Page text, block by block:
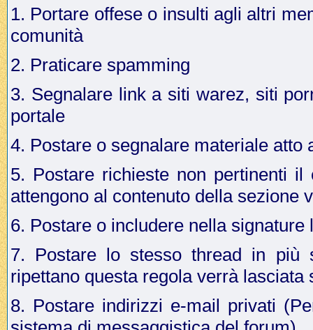
1. Portare offese o insulti agli altri
comunità
2. Praticare spamming
3. Segnalare link a siti warez, siti
portale
4. Postare o segnalare materiale
5. Postare richieste non pertinenti
attengono al contenuto della sezione
6. Postare o includere nella
7. Postare lo stesso thread in più
ripettano questa regola verrà lasciata
8. Postare indirizzi e-mail privati